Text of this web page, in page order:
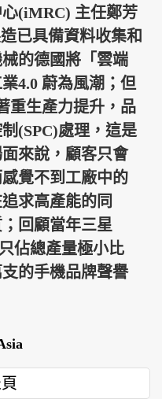
(iMRC) 主任鄭芳
已具備資料收集和
的德國將「雲端
4.0 蔚為風潮；但
重生產力提升，品
(SPC)處理，這是
來說，顧客只會
覺不到工廠中的
求高產能的同
回顧當年三星
佔總產量極小比
的手機品牌聲譽